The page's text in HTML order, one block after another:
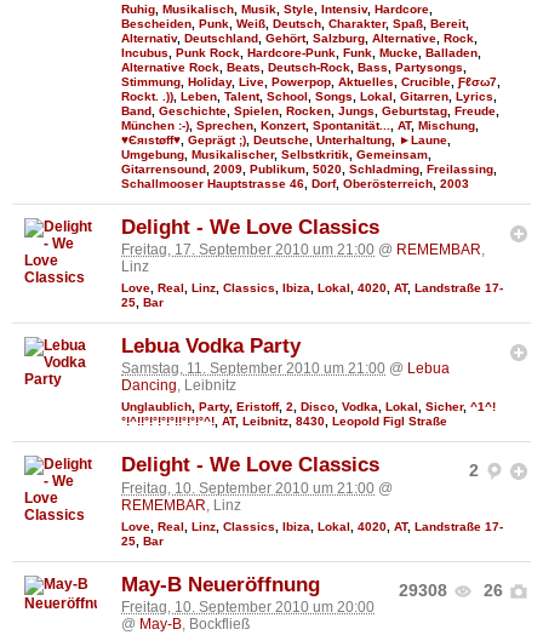
Ruhig Musikalisch Musik Style Intensiv, Hardcore
Bescheiden Punk Weiß Deutsch Charakter, Spaß Bereit,
Alternativ, Deutschland Gehört, Salzburg Alternative Rock
Incubus
Punk Rock Hardcore-Punk Funk Mucke Balladen
Alternative Rock Beats Deutsch-Rock Bass Partysongs
Stimmung Holiday, Live Powerpop Aktuelles Crucible Ƒℓσω7
Rockt. .)) Leben Talent, School Songs Lokal Gitarren Lyrics
Band Geschichte Spielen Rocken Jungs Geburtstag Freude
München :-) Sprechen Konzert, Spontanität... AT, Mischung
♥Єяιstøff♥ Geprägt ;) Deutsche Unterhaltung ►Laune
Umgebung Musikalischer, Selbstkritik Gemeinsam
Gitarrensound 2009 Publikum 5020 Schladming Freilassing
Schallmooser Hauptstrasse 46 Dorf, Oberösterreich 2003
Delight - We Love Classics
Freitag, 17. September 2010 um 21:00 @ REMEMBAR,
Linz
Love Real Linz Classics Ibiza Lokal 4020 AT, Landstraße 17-
25 Bar
Lebua Vodka Party
Samstag, 11. September 2010 um 21:00 @ Lebua
Dancing, Leibnitz
Unglaublich, Party, Eristoff, 2, Disco, Vodka, Lokal , Sicher, ^1^!
°!^!!°!°!°!°!!°!°!°^!, AT, Leibnitz, 8430, Leopold Figl Straße
2
Delight - We Love Classics
Freitag, 10. September 2010 um 21:00 @
REMEMBAR , Linz
Love Real Linz Classics Ibiza Lokal 4020 AT, Landstraße 17-
25 Bar
29308 26
May-B Neueröffnung
Freitag, 10. September 2010 um 20:00
@ May-B, Bockfließ